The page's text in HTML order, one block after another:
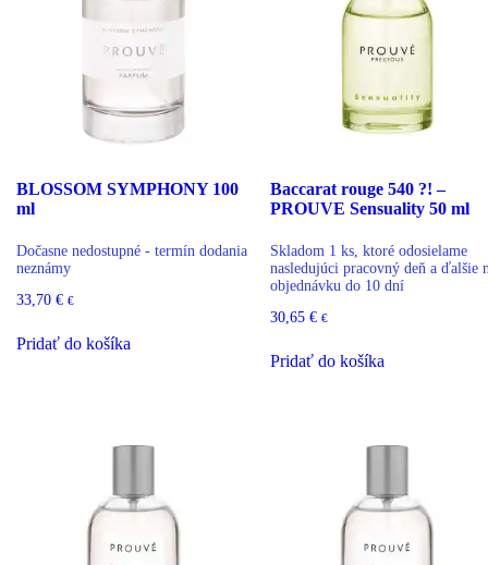
BLOSSOM SYMPHONY 100
ml
Dočasne nedostupné - termín dodania
neznámy
33,70 € €
Pridať do košíka
Baccarat rouge 540 ?! –
PROUVE Sensuality 50 ml
Skladom 1 ks, ktoré odosielame
nasledujúci pracovný deň a ďalšie
objednávku do 10 dní
30,65 € €
Pridať do košíka